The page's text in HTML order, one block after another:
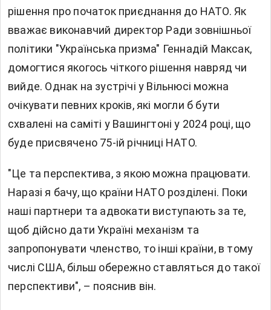
рішення про початок приєднання до НАТО. Як
вважає виконавчий директор Ради зовнішньої
політики "Українська призма" Геннадій Максак,
домогтися якогось чіткого рішення навряд чи
вийде. Однак на зустрічі у Вільнюсі можна
очікувати певних кроків, які могли б бути
схвалені на саміті у Вашингтоні у 2024 році, що
буде присвячено 75-ій річниці НАТО.
"Це та перспектива, з якою можна працювати.
Наразі я бачу, що країни НАТО розділені. Поки
наші партнери та адвокати виступають за те,
щоб дійсно дати Україні механізм та
запропонувати членство, то інші країни, в тому
числі США, більш обережно ставляться до такої
перспективи", – пояснив він.